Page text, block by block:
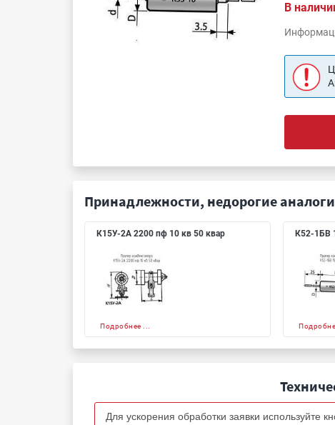
В
Принадлежности, недорогие
К15У-2А 2200 пф 10 кв 50 квар
Подробнее ...
К52-1БВ
Для ускорения обработки заявки используйте